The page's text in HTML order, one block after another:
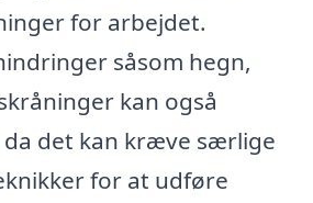
for arbejdet.
såsom hegn,
kan også
det kan kræve særlige
for at udføre